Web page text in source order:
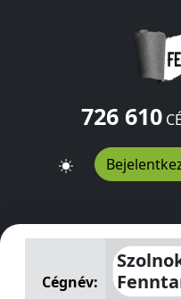
726 610
Szolnoki Garázsépitő
Cégnév: